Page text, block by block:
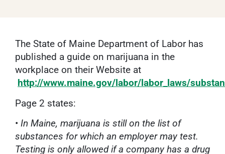
The State of Maine Department of Labor has
published a guide on marijuana in the
workplace on their Website at
http://www.maine.gov/labor/labor_laws/
Page 2 states:
• In Maine, marijuana is still on the list of
substances for which an employer may test.
Testing is only allowed if a company has a drug